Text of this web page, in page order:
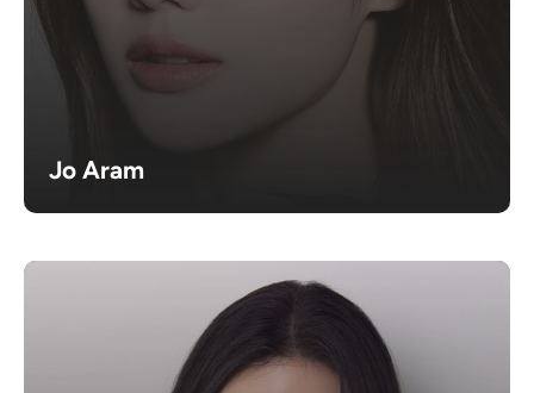
Jo Aram